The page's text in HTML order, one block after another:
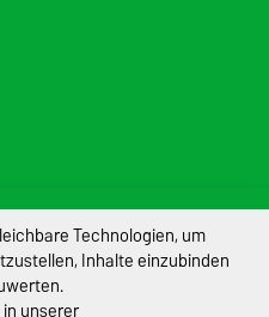
Technologien, um
Inhalte einzubinden
unserer